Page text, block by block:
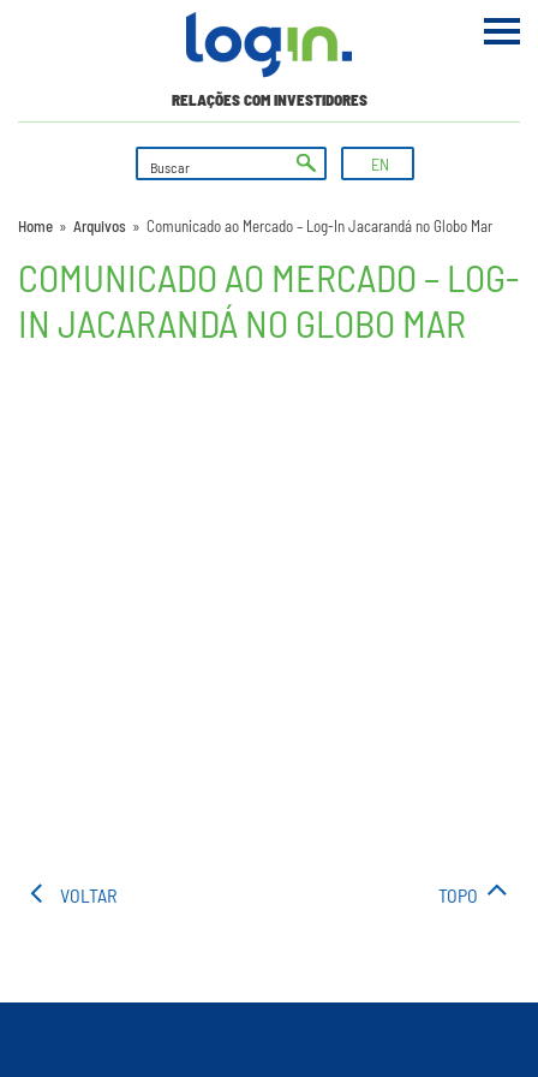
RELAÇÕES COM INVESTIDORES
EN
Home » Arquivos » Comunicado ao Mercado – Log-In Jacarandá no Globo Mar
COMUNICADO AO MERCADO – LOG-
IN JACARANDÁ NO GLOBO MAR
VOLTAR TOPO